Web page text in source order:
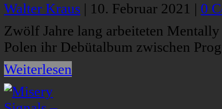
Walter Kraus | 10. Februar 2021 | 0
Zwölf Jahre lang arbeiteten
Polen ihr Debütalbum zwischen
Weiterlesen